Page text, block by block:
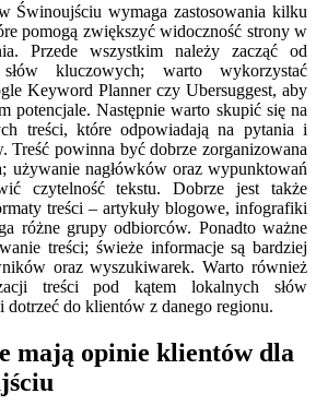
Świnoujściu wymaga zastosowania kilku
pomogą zwiększyć widoczność strony w
Przede wszystkim należy zacząć od
słów kluczowych; warto wykorzystać
Keyword Planner czy Ubersuggest, aby
potencjale. Następnie warto skupić się na
treści, które odpowiadają na pytania i
Treść powinna być dobrze zorganizowana
używanie nagłówków oraz wypunktowań
czytelność tekstu. Dobrze jest także
treści – artykuły blogowe, infografiki
różne grupy odbiorców. Ponadto ważne
treści; świeże informacje są bardziej
oraz wyszukiwarek. Warto również
treści pod kątem lokalnych słów
do klientów z danego regionu.
mają opinie klientów dla